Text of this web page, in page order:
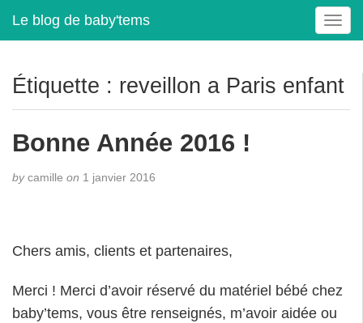
Le blog de baby'tems
T
o
l
e
n
Étiquette : reveillon a Paris enfant
Bonne Année 2016 !
bycamille on 1 janvier 2016
Chers amis, clients et partenaires,
Merci ! Merci d’avoir réservé du matériel bébé chez
baby’tems, vous être renseignés, m’avoir aidée ou